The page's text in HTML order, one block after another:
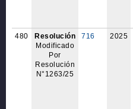
480
Resolución
Modificado
Por
Resolución
N°1263/25
716 2025